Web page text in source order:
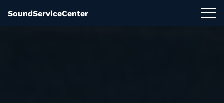
SoundServiceCenter